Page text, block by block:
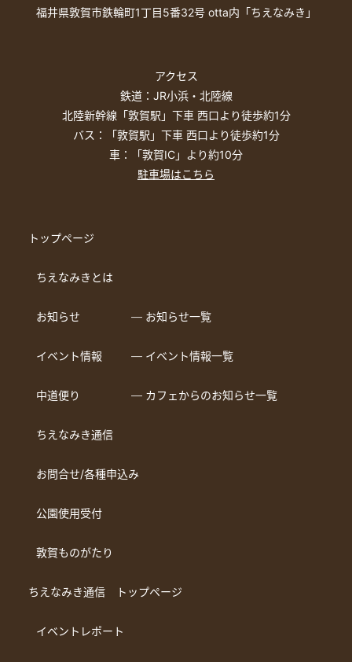
福井県敦賀市鉄輪町1丁目5番32号 otta内「ちえなみき」
アクセス
鉄道：JR小浜・北陸線
北陸新幹線「敦賀駅」下車 西口より徒歩約1分
バス：「敦賀駅」下車 西口より徒歩約1分
車：「敦賀IC」より約10分
駐車場はこちら
トップページ
ちえなみきとは
お知らせ ― お知らせ一覧
イベント情報 ― イベント情報一覧
中道便り ― カフェからのお知らせ一覧
ちえなみき通信
お問合せ/各種申込み
公園使用受付
敦賀ものがたり
ちえなみき通信 トップページ
イベントレポート